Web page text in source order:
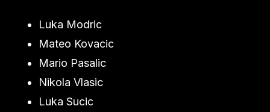
Luka Modric
Mateo Kovacic
Mario Pasalic
Nikola Vlasic
Luka Sucic